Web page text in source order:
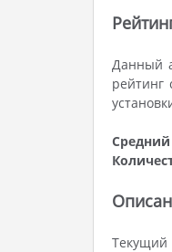
Данный
рейтинг
Средний
Текущий